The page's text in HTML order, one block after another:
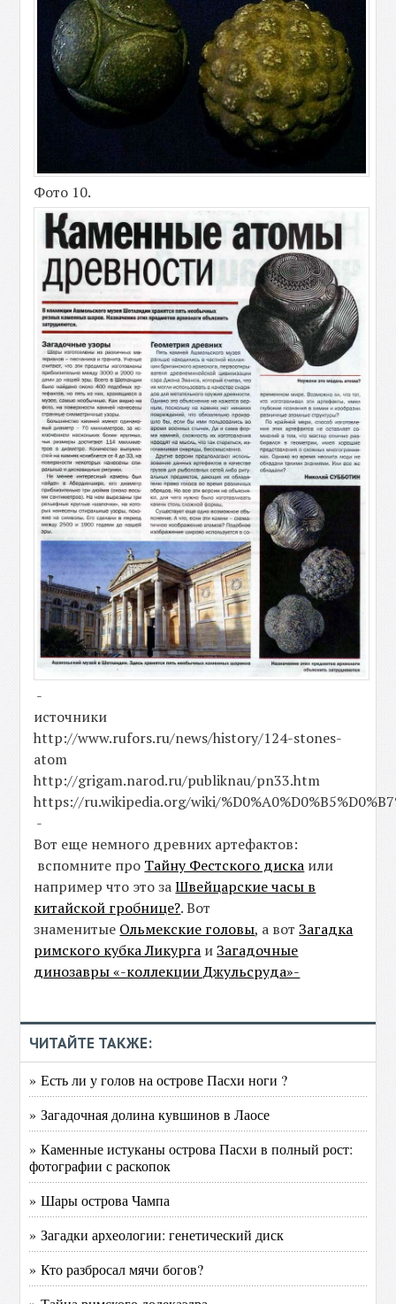
Фото 10.
-
источники
http://www.rufors.ru/news/history/124-stones-
atom
http://grigam.narod.ru/publiknau/pn33.htm
https://ru.wikipedia.org/wiki/
-
Вот еще немного древних артефактов:
вспомните про Тайну Фестского диска или
например что это за Швейцарские часы в
китайской гробнице?. Вот
знаменитые Ольмекские головы, а вотЗагадка
римского кубка Ликурга иЗагадочные
динозавры «-коллекции Джульсруда»-
ЧИТАЙТЕ ТАКЖЕ:
» Есть ли у голов на острове Пасхи ноги ?
» Загадочная долина кувшинов в Лаосе
» Каменные истуканы острова Пасхи в полный рост:
фотографии с раскопок
» Шары острова Чампа
» Загадки археологии: генетический диск
» Кто разбросал мячи богов?